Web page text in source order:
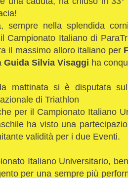
sempre nella splendida
Campionato Italiano di
il massimo alloro italiano per
Guida Silvia Visaggi ha
mattinata si è disputata
di Triathlon
per il Campionato Italiano
ha visto una
validità per i due Eventi.
Italiano Universitario,
per una sempre più